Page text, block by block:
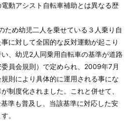
動アシスト自転車補助とは異なる歴
ため幼児二人を乗せている３人乗り自
に対して全国的な反対運動が起こり
、幼児2人同乗用自転車の基準が道路
員会規則）で定められ、2009年7月
則により具体的に運用される事にな
制度化されました。これと併せて、
準も普及し、当該基準に対応した安
。